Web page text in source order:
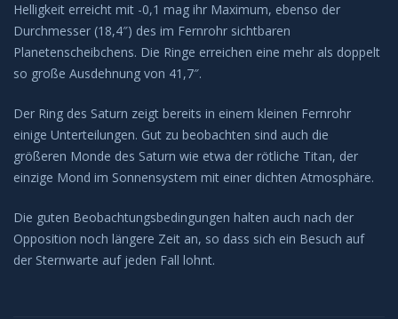
Helligkeit erreicht mit -0,1 mag ihr Maximum, ebenso der
Durchmesser (18,4″) des im Fernrohr sichtbaren
Planetenscheibchens. Die Ringe erreichen eine mehr als doppelt
so große Ausdehnung von 41,7″.
Der Ring des Saturn zeigt bereits in einem kleinen Fernrohr
einige Unterteilungen. Gut zu beobachten sind auch die
größeren Monde des Saturn wie etwa der rötliche Titan, der
einzige Mond im Sonnensystem mit einer dichten Atmosphäre.
Die guten Beobachtungsbedingungen halten auch nach der
Opposition noch längere Zeit an, so dass sich ein Besuch auf
der Sternwarte auf jeden Fall lohnt.